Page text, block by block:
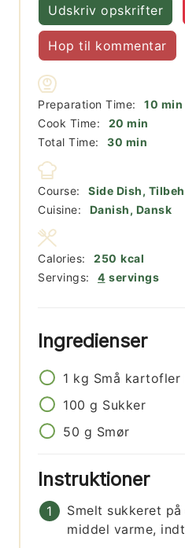
Udskriv opskrifter
Hop til kommentar
Preparation Time: 10 min
Cook Time:
20 minutter
min
Total Time:
30 minutter
min
Course:
Side Dish,
Cuisine:
Danish, Dansk
Servings: 4 servings
Calories: 250 kcal
Ingredienser
1 kg Små kartofler
100 g Sukker
50 g Smør
Instruktioner
Smelt sukkeret
middel varme,